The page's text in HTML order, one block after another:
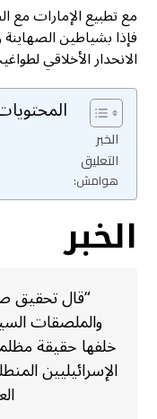
مع تطبيع الإمارات مع
فإذا بشياطين
الانحدار الأخلاقي
الخبر
التعليق
هوامش:
الخبر
“قال تحقيق
والملصقات
خلفها حقيقة
الإسرائيليين